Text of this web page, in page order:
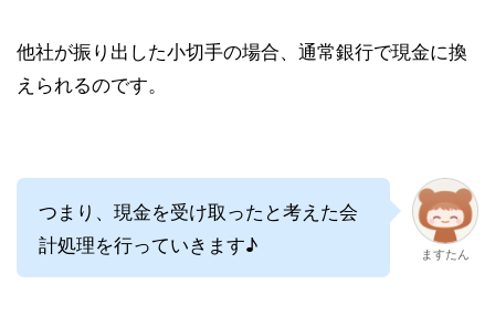
他社が振り出した小切手の場合、通常銀行で現金に換
えられるのです。
つまり、現金を受け取ったと考えた会
計処理を行っていきます♪
ますたん